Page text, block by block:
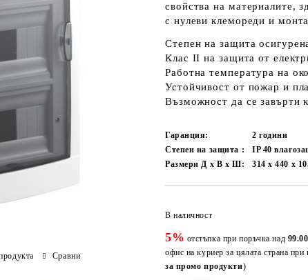
свойства на материалите,
с нулеви клемореди и
Степен на защита
Клас II на защита от
Работна температура на
Устойчивост от пожар и
Възможност да се завърти
Гаранция:
2 години
Степен на защита :
IP 40
Размери Д х В х Ш:
314 x 440 x
В наличност
5% отстъпка при поръчка над
офис на куриер за цялата страна при
за промо продукти)
Сравни